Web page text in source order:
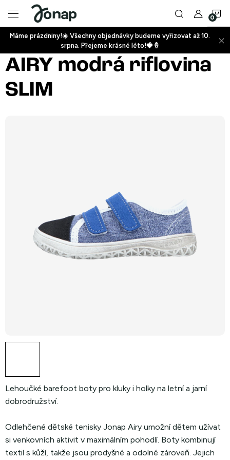
obsah
+
Máme prázdniny!☀️ Všechny objednávky budeme vyřizovat až 10.
srpna. Přejeme krásné léto!🍓🍦
AIRY modrá riflovina
SLIM
Lehoučké barefoot boty pro kluky i holky na letní a jarní
dobrodružství.
Odlehčené dětské tenisky Jonap Airy umožní dětem užívat
si venkovních aktivit v maximálním pohodlí. Boty kombinují
textil s kůží, takže jsou prodyšné a odolné zároveň. Jejich